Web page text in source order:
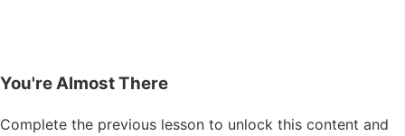
You're Almost There
Complete the previous lesson to unlock this content and